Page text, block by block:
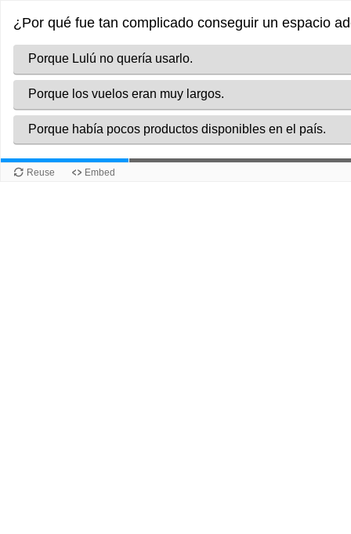
¿Por qué fue tan complicado conseguir un espacio
Porque Lulú no quería usarlo.
Porque los vuelos eran muy largos.
Porque había pocos productos disponibles en el país.
Reuse Embed